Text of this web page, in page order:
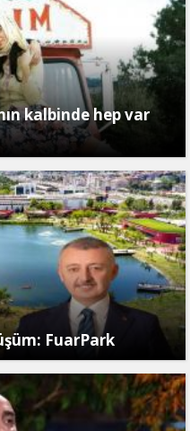
kalbinde hep var
FuarPark